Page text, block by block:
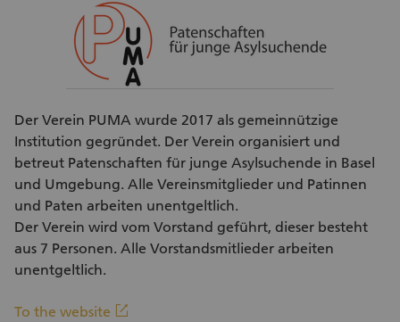
Der Verein PUMA wurde 2017 als gemeinnützige
Institution gegründet. Der Verein organisiert und
betreut Patenschaften für junge Asylsuchende in Basel
und Umgebung. Alle Vereinsmitglieder und Patinnen
und Paten arbeiten unentgeltlich.
Der Verein wird vom Vorstand geführt, dieser besteht
aus 7 Personen. Alle Vorstandsmitlieder arbeiten
unentgeltlich.
To the website linkout